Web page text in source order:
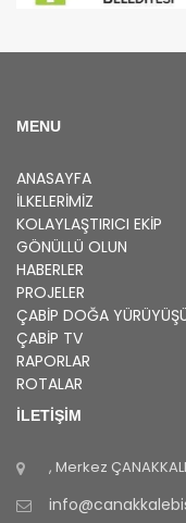
MENU
ANASAYFA
İLKELERIMIZ
KOLAYLAŞTIRICI EKIP
GÖNÜLLÜ OLUN
HABERLER
PROJELER
ÇABİP DOĞA
ÇABİP TV
RAPORLAR
ROTALAR
İLETİŞİM
, Merkez